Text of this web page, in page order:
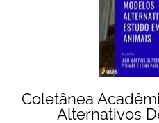
Coletânea
Alternativos